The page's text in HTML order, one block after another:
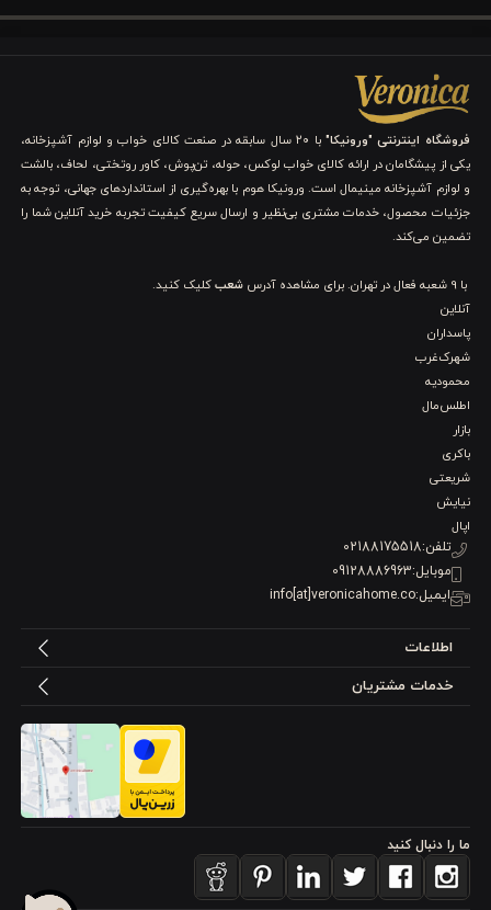
فروشگاه اینترنتی "ورونیکا"
با ۲۰ سال سابقه در صنعت کالای خواب و لوازم آشپزخانه،
یکی از پیشگامان در ارائه کالای خواب لوکس، حوله، تن‌پوش، کاور روتختی، لحاف، بالشت
و لوازم آشپزخانه مینیمال است. ورونیکا هوم با بهره‌گیری از استانداردهای جهانی، توجه به
جزئیات محصول، خدمات مشتری بی‌نظیر و ارسال سریع کیفیت تجربه خرید آنلاین شما را
تضمین می‌کند.
با 9 شعبه فعال در تهران. برای مشاهده آدرس شعبکلیک کنید.
آنلاین
پاسداران
شهرک‌غرب
محمودیه
اطلس‌مال
بازار
باکری
شریعتی
نیایش
اپال
تلفن:02188175518
موبایل:09128886963
ایمیل:info[at]veronicahome.co
اطلاعات
خدمات مشتریان
ما را دنبال کنید